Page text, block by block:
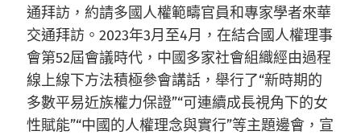
通拜訪，約請多國人權範疇官員和專家學者來華
交通拜訪。2023年3月至4月，在結合國人權理事
會第52屆會議時代，中國多家社會組織經由過程
線上線下方法積極參會講話，舉行了“新時期的
多數平易近族權力保證”“可連續成長視角下的女
性賦能”“中國的人權理念與實行”等主題邊會，宣